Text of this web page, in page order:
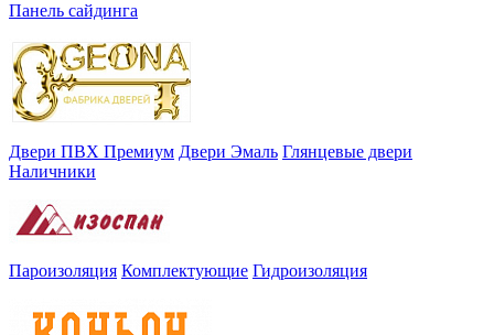
Панель сайдинга
Двери ПВХ Премиум Двери Эмаль Глянцевые двери
Наличники
Пароизоляция Комплектующие Гидроизоляция